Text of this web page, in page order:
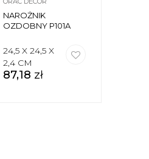
NAROŻNIK
OZDOBNY P101A
24,5 X 24,5 X
2,4 CM
87,18 zł